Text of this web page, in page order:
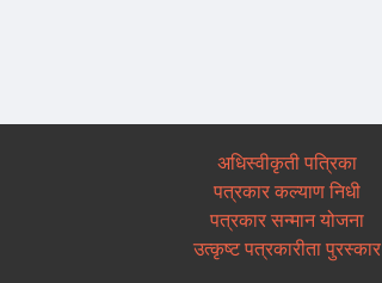
अधिस्वीकृती पत्रिका
पत्रकार कल्याण निधी
पत्रकार सन्मान योजना
उत्कृष्ट पत्रकारीता पुरस्कार